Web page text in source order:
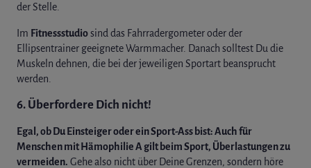
der Stelle.
Im Fitnessstudiosind das Fahrradergometer oder der
Ellipsentrainer geeignete Warmmacher. Danach solltest Du die
Muskeln dehnen, die bei der jeweiligen Sportart beansprucht
werden.
6. Überfordere Dich nicht!
Egal, ob Du Einsteiger oder ein Sport-Ass bist: Auch für
Menschen mit Hämophilie A gilt beim Sport, Überlastungen zu
vermeiden. Gehe also nicht über Deine Grenzen, sondern höre